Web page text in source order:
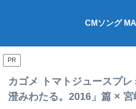
CMソング
PR
カゴメ トマトジュースプレ
澄みわたる。2016」篇 ×